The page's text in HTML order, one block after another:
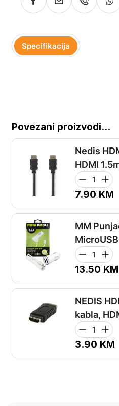
Specifikacija
Povezani proizvodi...
Nedis
HDMI
7.90 KM
MM
13.50 KM
NEDIS
kabla,
3.90 KM